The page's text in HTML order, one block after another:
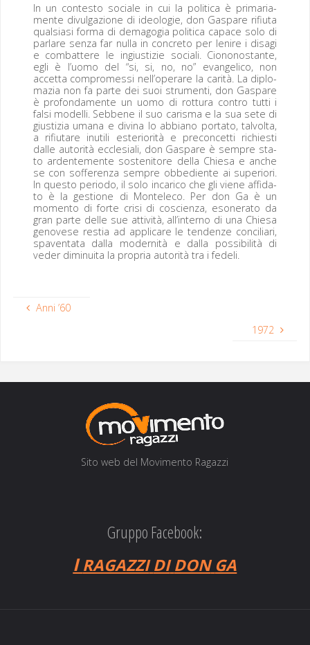
In un con­testo sociale in cui la polit­i­ca è pri­mari­a­
mente divul­gazione di ide­olo­gie, don Gas­pare rifi­u­ta
qual­si­asi for­ma di dem­a­gogia polit­i­ca capace solo di
par­lare sen­za far nul­la in con­cre­to per lenire i dis­a­gi
e com­bat­tere le ingius­tizie sociali. Ciononos­tante,
egli è l’uomo del “si, si, no, no” evan­geli­co, non
accetta com­pro­mes­si nell’operare la car­ità. La diplo­
mazia non fa parte dei suoi stru­men­ti, don Gas­pare
è pro­fon­da­mente un uomo di rot­tura con­tro tut­ti i
fal­si mod­el­li. Sebbene il suo caris­ma e la sua sete di
gius­tizia umana e div­ina lo abbiano por­ta­to, tal­vol­ta,
a rifi­utare inutili este­ri­or­ità e pre­con­cetti richi­esti
dalle autorità eccle­siali, don Gas­pare è sem­pre sta­
to arden­te­mente sosten­i­tore del­la Chiesa e anche
se con sof­feren­za sem­pre obbe­di­ente ai supe­ri­ori.
In questo peri­o­do, il solo incar­i­co che gli viene affida­
to è la ges­tione di Mon­t­ele­co. Per don Ga è un
momen­to di forte crisi di coscien­za, eson­er­a­to da
gran parte delle sue attiv­ità, all’interno di una Chiesa
gen­ovese res­tia ad appli­care le ten­den­ze con­cil­iari,
spaven­ta­ta dal­la moder­nità e dal­la pos­si­bil­ità di
ved­er dimi­nui­ta la pro­pria autorità tra i fedeli.
Anni ’60
1972
Sito web del Movi­men­to Ragazzi
Gruppo Facebook:
IRAGAZZI DI DON GA